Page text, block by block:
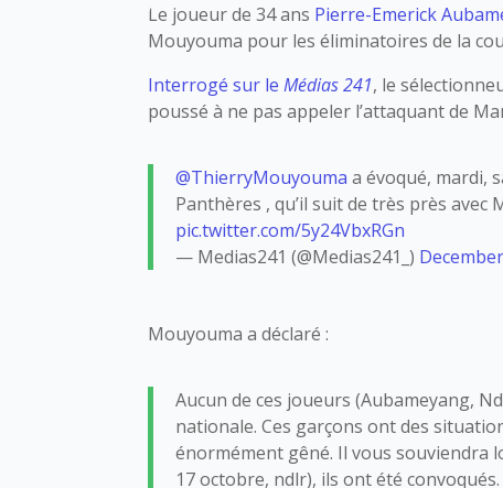
Le joueur de 34 ans Pierre-Emerick
Mouyouma pour les éliminatoires de la
Interrogé sur leMédias 241, le
poussé à ne pas appeler l’attaquant de
@ThierryMouyouma a évoqué, mardi,
Panthères , qu’il suit de très près avec
pic.twitter.com/5y24VbxRGn
— Medias241 (@Medias241_)
Mouyouma a déclaré :
Aucun de ces joueurs (Aubameyang,
nationale. Ces garçons ont des
énormément gêné. Il vous souviendra
17 octobre, ndlr), ils ont été